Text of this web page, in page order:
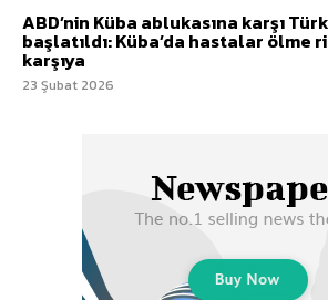
ABD’nin Küba ablukasına karşı
başlatıldı: Küba’da hastalar ölme
karşıya
23 Şubat 2026